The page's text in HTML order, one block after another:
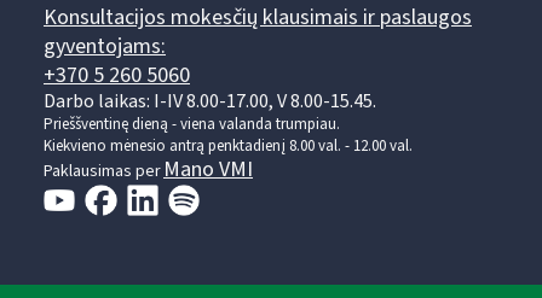
Konsultacijos mokesčių klausimais ir paslaugos
gyventojams:
+370 5 260 5060
Darbo laikas: I-IV 8.00-17.00, V 8.00-15.45.
Prieššventinę dieną - viena valanda trumpiau.
Kiekvieno mėnesio antrą penktadienį 8.00 val. - 12.00 val.
Paklausimas per Mano VMI